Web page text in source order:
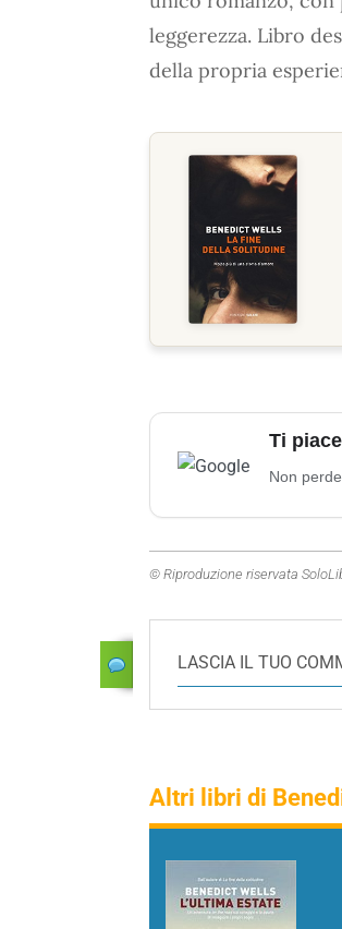
leggerezza. Libro
della propria
Ti
Non
© Riproduzione riservata
LASCIA IL TUO
Altri libri di